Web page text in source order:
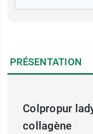
PRÉSENTATION
Colpropur
collagène